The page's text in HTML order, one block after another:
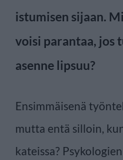
istumisen sijaan.
voisi parantaa, jos
asenne lipsuu?
Ensimmäisenä
mutta entä silloin,
kateissa?